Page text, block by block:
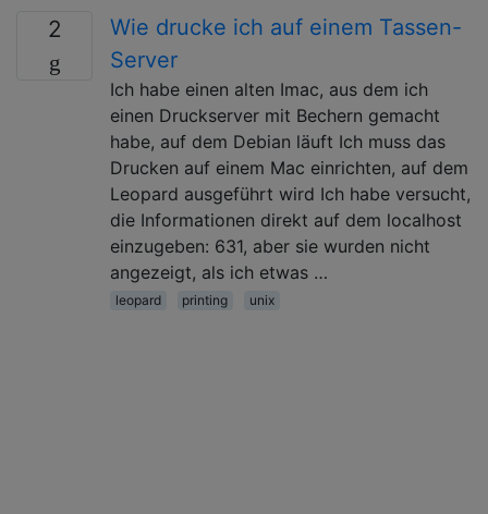
2
Wie drucke ich auf einem Tassen-
Server
Ich habe einen alten Imac, aus dem ich
einen Druckserver mit Bechern gemacht
habe, auf dem Debian läuft Ich muss das
Drucken auf einem Mac einrichten, auf dem
Leopard ausgeführt wird Ich habe versucht,
die Informationen direkt auf dem localhost
einzugeben: 631, aber sie wurden nicht
angezeigt, als ich etwas …
leopard printing unix